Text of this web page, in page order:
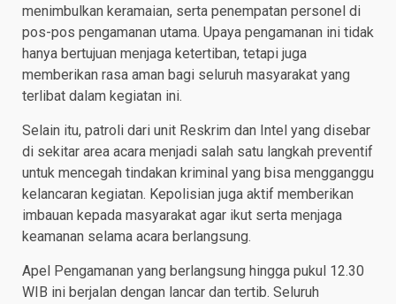
menimbulkan keramaian, serta penempatan personel di
pos-pos pengamanan utama. Upaya pengamanan ini tidak
hanya bertujuan menjaga ketertiban, tetapi juga
memberikan rasa aman bagi seluruh masyarakat yang
terlibat dalam kegiatan ini.
Selain itu, patroli dari unit Reskrim dan Intel yang disebar
di sekitar area acara menjadi salah satu langkah preventif
untuk mencegah tindakan kriminal yang bisa mengganggu
kelancaran kegiatan. Kepolisian juga aktif memberikan
imbauan kepada masyarakat agar ikut serta menjaga
keamanan selama acara berlangsung.
Apel Pengamanan yang berlangsung hingga pukul 12.30
WIB ini berjalan dengan lancar dan tertib. Seluruh